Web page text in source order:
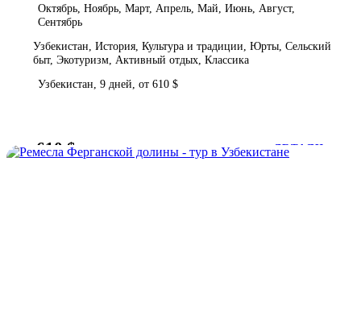
Октябрь, Ноябрь, Март, Апрель, Май, Июнь, Август,
Сентябрь
Узбекистан, История, Культура и традиции, Юрты, Сельский
быт, Экотуризм, Активный отдых, Классика
Узбекистан, 9 дней, от 610 $
от610 $ ДЕТАЛИ